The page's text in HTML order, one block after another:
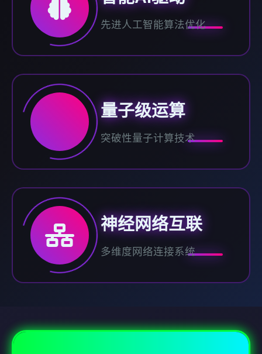
先进人工智能算法优化
量子级运算
突破性量子计算技术
神经网络互联
多维度网络连接系统